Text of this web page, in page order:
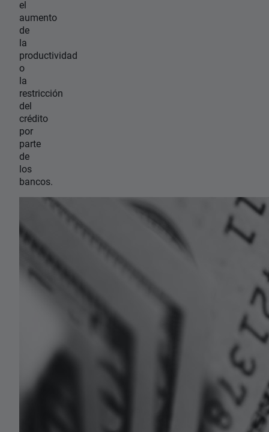
el
aumento
de
la
productividad
o
la
restricción
del
crédito
por
parte
de
los
bancos.